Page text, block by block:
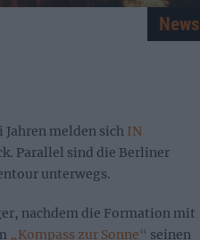
News
Jahren melden sich IN
Parallel sind die Berliner
unterwegs.
nachdem die Formation mit
„Kompass zur Sonne“ seinen